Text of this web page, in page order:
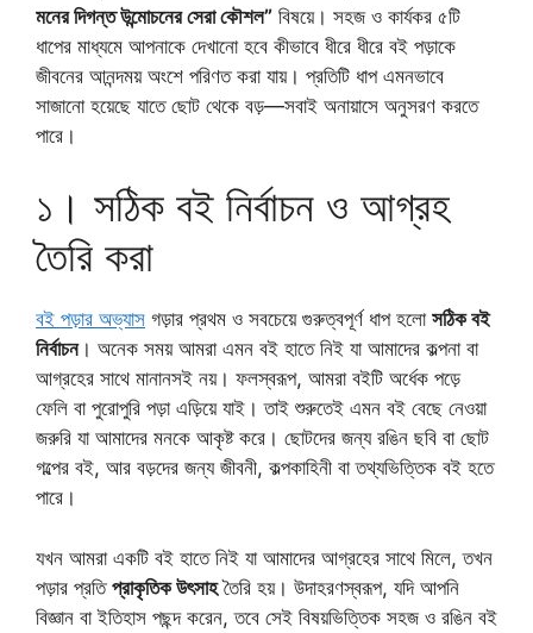
মনের দিগন্ত উন্মোচনের সেরা কৌশল” বিষয়ে। সহজ ও কার্যকর ৫টি
ধাপের মাধ্যমে আপনাকে দেখানো হবে কীভাবে ধীরে ধীরে বই পড়াকে
জীবনের আনন্দময় অংশে পরিণত করা যায়। প্রতিটি ধাপ এমনভাবে
সাজানো হয়েছে যাতে ছোট থেকে বড়—সবাই অনায়াসে অনুসরণ করতে
পারে।
১। সঠিক বই নির্বাচন ও আগ্রহ
তৈরি করা
বই পড়ার অভ্যাস গড়ার প্রথম ও সবচেয়ে গুরুত্বপূর্ণ ধাপ হলো সঠিক বই
নির্বাচন। অনেক সময় আমরা এমন বই হাতে নিই যা আমাদের কল্পনা বা
আগ্রহের সাথে মানানসই নয়। ফলস্বরূপ, আমরা বইটি অর্ধেক পড়ে
ফেলি বা পুরোপুরি পড়া এড়িয়ে যাই। তাই শুরুতেই এমন বই বেছে নেওয়া
জরুরি যা আমাদের মনকে আকৃষ্ট করে। ছোটদের জন্য রঙিন ছবি বা ছোট
গল্পের বই, আর বড়দের জন্য জীবনী, কল্পকাহিনী বা তথ্যভিত্তিক বই হতে
পারে।
যখন আমরা একটি বই হাতে নিই যা আমাদের আগ্রহের সাথে মিলে, তখন
পড়ার প্রতি প্রাকৃতিক উৎসাহতৈরি হয়। উদাহরণস্বরূপ, যদি আপনি
বিজ্ঞান বা ইতিহাস পছন্দ করেন, তবে সেই বিষয়ভিত্তিক সহজ ও রঙিন বই